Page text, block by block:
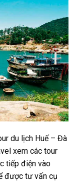
du lịch Huế – Đà
xem các tour
tiếp điện vào
được tư vấn cụ